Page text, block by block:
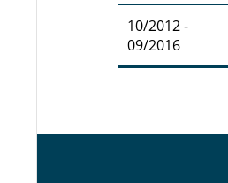
10/2012 -
09/2016